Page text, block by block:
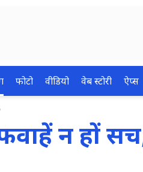
फोटो वीडियो वेब स्टोरी ऐप्स
न हों